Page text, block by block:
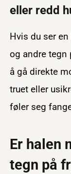
eller redd
Hvis du ser
og andre tegn
å gå direkte
truet eller
føler seg
Er halen
tegn på